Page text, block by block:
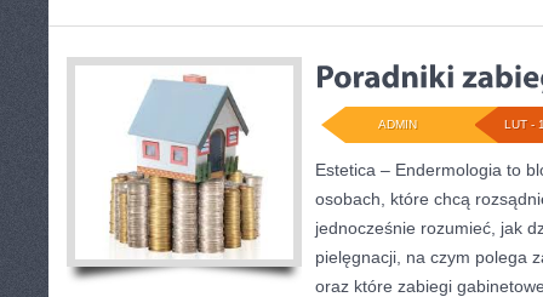
LUT -
ADMIN
Estetica – Endermologia to
osobach, które chcą
jednocześnie rozumieć, jak
pielęgnacji, na czym polega
oraz które zabiegi